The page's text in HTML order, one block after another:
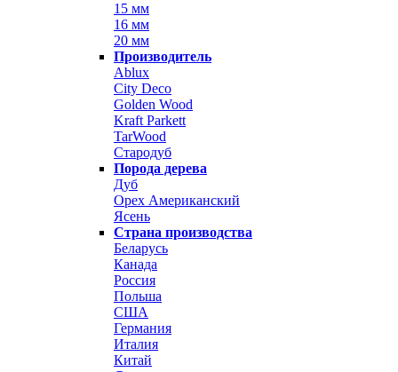
15 мм
16 мм
20 мм
Производитель
Ablux
City Deco
Golden Wood
Kraft Parkett
TarWood
Стародуб
Порода дерева
Дуб
Орех Американский
Ясень
Страна производства
Беларусь
Канада
Россия
Польша
США
Германия
Италия
Китай